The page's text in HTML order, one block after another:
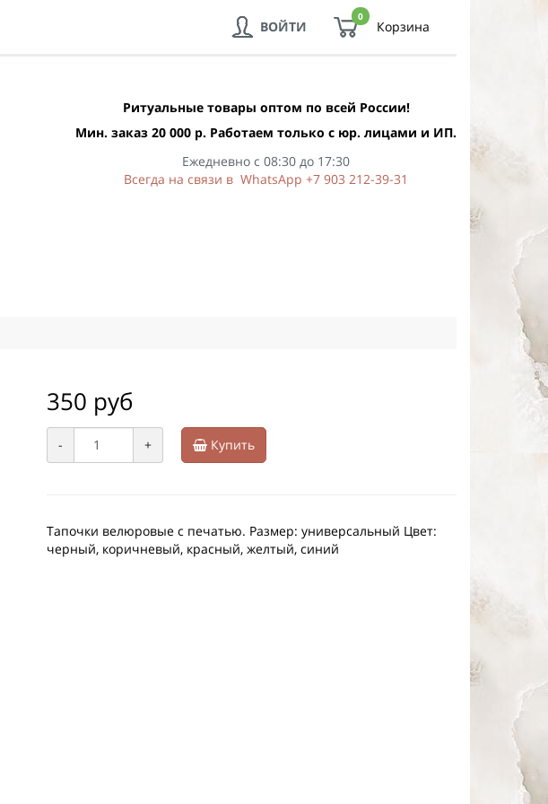
0
Корзина
ВОЙТИ
Ритуальные товары оптом по всей России!
Мин. заказ 20 000 р. Работаем только с юр. лицами и ИП.
Ежедневно с 08:30 до 17:30
Всегда на связи в WhatsApp +7 903 212-39-31
350 руб
- + Купить
Тапочки велюровые с печатью. Размер: универсальный Цвет:
черный, коричневый, красный, желтый, синий